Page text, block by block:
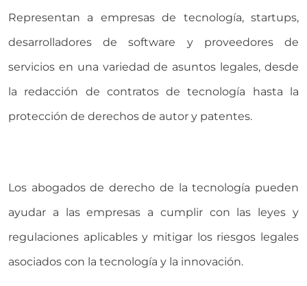
Representan a empresas de tecnología, startups,
desarrolladores de software y proveedores de
servicios en una variedad de asuntos legales, desde
la redacción de contratos de tecnología hasta la
protección de derechos de autor y patentes.
Los abogados de derecho de la tecnología pueden
ayudar a las empresas a cumplir con las leyes y
regulaciones aplicables y mitigar los riesgos legales
asociados con la tecnología y la innovación.